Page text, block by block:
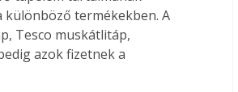
különböző termékekben. A
Tesco muskátlitáp,
azok fizetnek a